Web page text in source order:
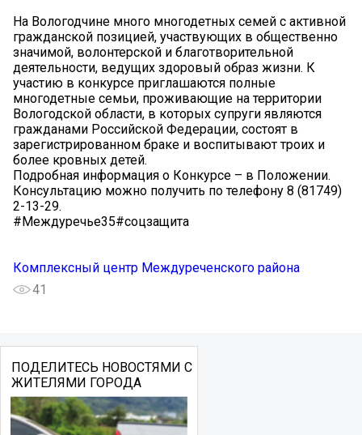
На Вологодчине много многодетных семей с активной
гражданской позицией, участвующих в общественно
значимой, волонтерской и благотворительной
деятельности, ведущих здоровый образ жизни. К
участию в конкурсе приглашаются полные
многодетные семьи, проживающие на территории
Вологодской области, в которых супруги являются
гражданами Российской Федерации, состоят в
зарегистрированном браке и воспитывают троих и
более кровных детей.
Подробная информация о Конкурсе – в Положении.
Консультацию можно получить по телефону 8 (81749)
2-13-29.
#Междуречье35#соцзащита
Комплексный центр Междуреченского района
41
ПОДЕЛИТЕСЬ НОВОСТЯМИ С
ЖИТЕЛЯМИ ГОРОДА